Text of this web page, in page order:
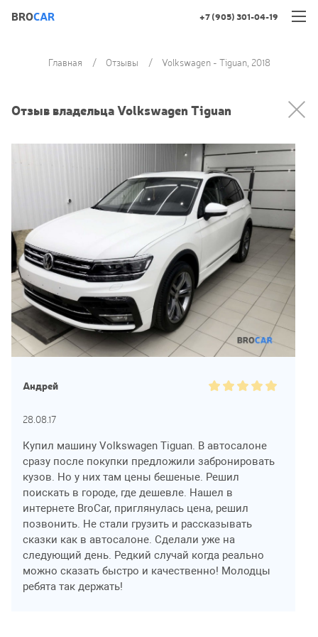
BROCAR +7 (905) 301-04-19
Главная Отзывы Volkswagen - Tiguan, 2018
Отзыв владельца Volkswagen Tiguan
Андрей
28.08.17
Купил машину Volkswagen Tiguan. В автосалоне
сразу после покупки предложили забронировать
кузов. Но у них там цены бешеные. Решил
поискать в городе, где дешевле. Нашел в
интернете BroCar, приглянулась цена, решил
позвонить. Не стали грузить и рассказывать
сказки как в автосалоне. Сделали уже на
следующий день. Редкий случай когда реально
можно сказать быстро и качественно! Молодцы
ребята так держать!